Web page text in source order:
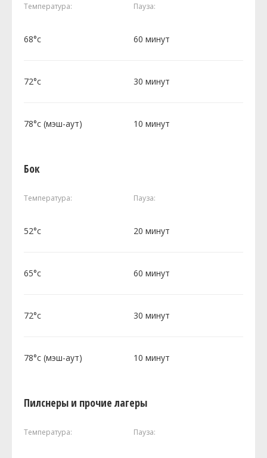
Температура: Пауза:
68°c 60 минут
72°c 30 минут
78°c (мэш-аут) 10 минут
Бок
Температура: Пауза:
52°c 20 минут
65°c 60 минут
72°c 30 минут
78°c (мэш-аут) 10 минут
Пилснеры и прочие лагеры
Температура: Пауза: